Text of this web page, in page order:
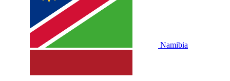
Namibia